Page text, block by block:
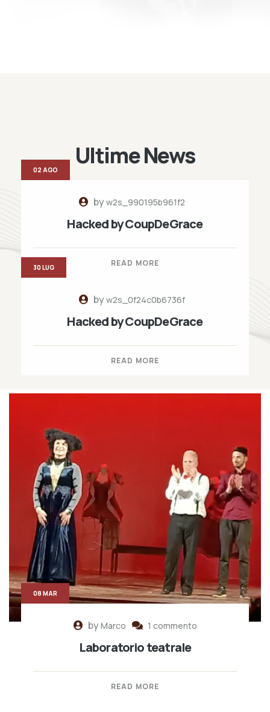
Ultime News
byw2s_990195b961f2
Hacked by CoupDeGrace
READ MORE
02 AGO
byw2s_0f24c0b6736f
Hacked by CoupDeGrace
READ MORE
30 LUG
byMarco 1 commento
Laboratorio teatrale
READ MORE
08 MAR